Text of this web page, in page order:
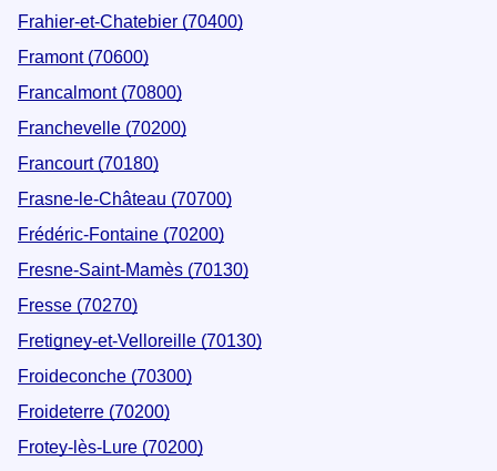
Frahier-et-Chatebier (70400)
Framont (70600)
Francalmont (70800)
Franchevelle (70200)
Francourt (70180)
Frasne-le-Château (70700)
Frédéric-Fontaine (70200)
Fresne-Saint-Mamès (70130)
Fresse (70270)
Fretigney-et-Velloreille (70130)
Froideconche (70300)
Froideterre (70200)
Frotey-lès-Lure (70200)